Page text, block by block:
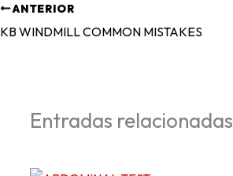
ANTERIOR
KB WINDMILL COMMON MISTAKES
Entradas relacionadas